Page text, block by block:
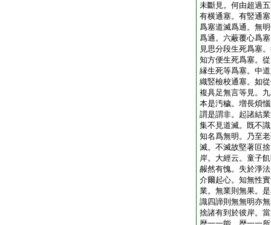
未斷見。何由超過
有横通塞。有竪通
爲塞道滅爲通。無
爲通。六蔽覆心爲
見思分段生死爲塞
知方便生死爲塞。
縁生死等爲塞。中
織竪檢校通塞。如
複具足無言等見。
本是汚穢。増長煩
謂是謂非。起諸結
集不見道滅。既不
知名爲無明。乃至
滅。不滅故堅著叵
岸。大經云。童子
赧然有愧。失於淨
介爾起心。知無性
業。無業則無果。
識四諦則無無明亦
捨諸有到於彼岸。